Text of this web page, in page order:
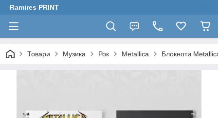
Ramires PRINT
Товари Музика Рок Metallica Блокноти